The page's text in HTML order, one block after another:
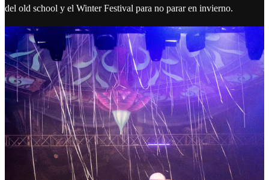
del old school y el Winter Festival para no parar en invierno.